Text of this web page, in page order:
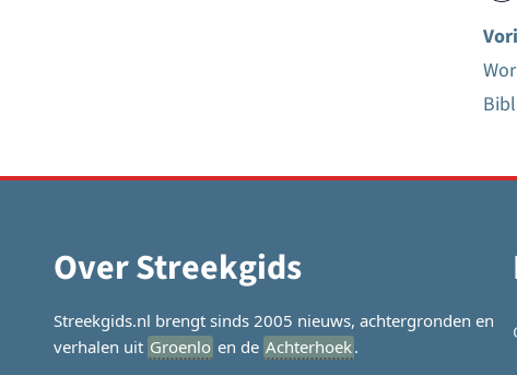
Over Streekgids
Streekgids.nl brengt sinds 2005 nieuws, achtergronden en
verhalen uit Groenlo en de Achterhoek.